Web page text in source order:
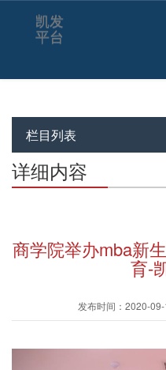
凯发
平台
栏目列表
详细内容
商学院举办mba新
育-
发布时间：2020-